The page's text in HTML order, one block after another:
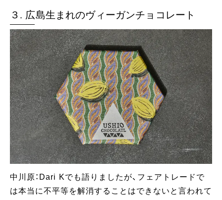
３. 広島生まれのヴィーガンチョコレート
中川原：Dari Kでも語りましたが、フェアトレードで
は本当に不平等を解消することはできないと言われて